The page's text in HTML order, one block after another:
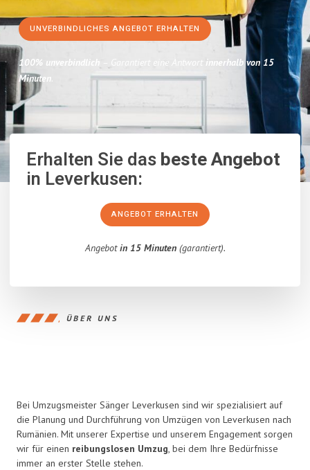
UNVERBINDLICHES ANGEBOT ERHALTEN
100% unverbindlich – Garantiert eine Antwort innerhalb von 15
Minuten.
Erhalten Sie dasbeste Angebot
in Leverkusen:
ANGEBOT ERHALTEN
Angebotin 15 Minuten(garantiert).
ÜBER UNS
Bei Umzugsmeister Sänger Leverkusen sind wir spezialisiert auf
die Planung und Durchführung von Umzügen von Leverkusen nach
Rumänien. Mit unserer Expertise und unserem Engagement sorgen
wir für einen reibungslosen Umzug, bei dem Ihre Bedürfnisse
immer an erster Stelle stehen.